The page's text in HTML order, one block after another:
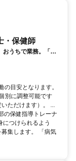
・保健師
おうちで業務。「も
日の日中だけ」「夕
時間調整が可能で
応えのある収入
めませんか？
目安となります。
別に調整可能です
ただけます）。 ...
の保健指導トレーナ
につけられるよう
募集します。 「病気